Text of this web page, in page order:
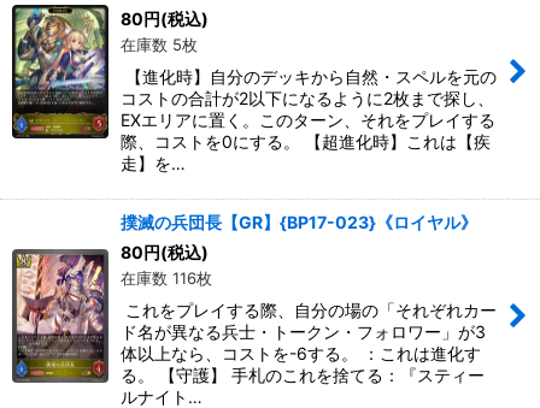
80円(税込)
在庫数 5枚
【進化時】自分のデッキから自然・スペルを元の
コストの合計が2以下になるように2枚まで探し、
EXエリアに置く。このターン、それをプレイする
際、コストを0にする。 【超進化時】これは【疾
走】を…
撲滅の兵団長【GR】{BP17-023}《ロイヤル》
80円(税込)
在庫数 116枚
これをプレイする際、自分の場の「それぞれカー
ド名が異なる兵士・トークン・フォロワー」が3
体以上なら、コストを-6する。 ：これは進化す
る。 【守護】 手札のこれを捨てる：『スティー
ルナイト…